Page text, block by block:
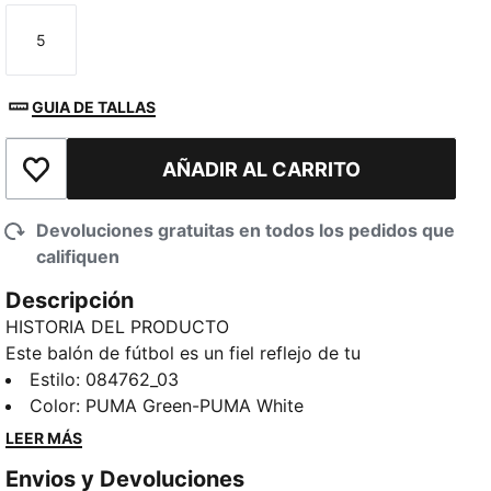
Talla
5
GUIA DE TALLAS
Añadir a la lista de deseosAÑADIR AL CARRITO
Devoluciones gratuitas en todos los pedidos que
califiquen
Descripción
HISTORIA DEL PRODUCTO
Este balón de fútbol es un fiel reflejo de tu
dedicación. Fabricado para ofrecer un alto
rendimiento y diseñado para mostrar los colores de
tu equipo, te permite llevar tu pasión al campo. Ya
partido importante, este balón mantiene vivo el
Estilo: 084762_03
Color: PUMA Green-PUMA White
LEER MÁS
Envios y Devoluciones